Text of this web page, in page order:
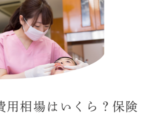
用相場はいくら？保険